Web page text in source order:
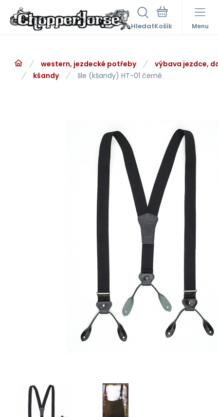
Hledat Menu
western, jezdecké potřeby
výbava jezdce,
kšandy
šle (kšandy) HT-01 černé